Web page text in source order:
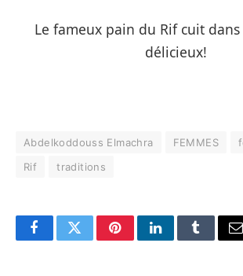
Le fameux pain du Rif cuit
délicieux!
Abdelkoddouss Elmachra FEMMES
Rif
traditions
FacebookTwitterPinterestLinkedInTumblr